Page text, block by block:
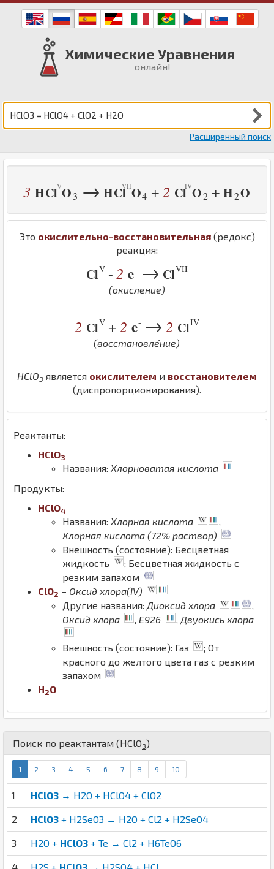
Химические Уравнения
онлайн!
Расширенный поиск
3 HCl O3 → HCl O4 + 2 Cl O2 + H2O
Это окислительно-восстановительная(редокс)
реакция:
ClV - 2 e- → ClVII
(окисление)
2 ClV + 2 e- → 2 ClIV
(восстановле́ние)
HClO3 является окислителем и восстановителем
(диспропорционирования).
Реактанты:
HClO3
Названия: Хлорноватая кислота
Продукты:
HClO4
Названия: Хлорная кислота
Хлорная кислота (72% раствор)
Внешность (состояние): Бесцветная
жидкость
; Бесцветная жидкость с
резким запахом
ClO2 – Оксид хлора(IV)
Другие названия: Диоксид хлора
,
Оксид хлора
, E926 , Двуокись хлора
Внешность (состояние): Газ
; От
красного до желтого цвета газ с резким
запахом
H2O
Поиск по реактантам (HClO3)
1 2 3 4 5 6 7 8 9 10
1 HClO3 → H2O + HClO4 + ClO2
2 HClO3 + H2SeO3 → H2O + Cl2 + H2SeO4
3 H2O + HClO3 + Te → Cl2 + H6TeO6